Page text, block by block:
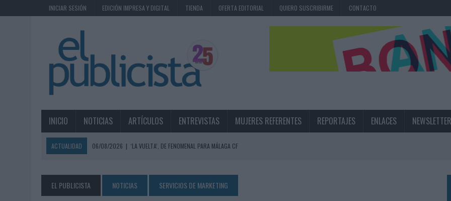
INICIAR SESIÓN EDICIÓN IMPRESA Y DIGITAL TIENDA OFERTA EDITORIAL QUIERO SUSCRIBIRME CONTACTO
INICIO NOTICIAS ARTÍCULOS ENTREVISTAS MUJERES REFERENTES REPORTAJES ENLACES NEWSLETTER
ACTUALIDAD 06/08/2026 | ‘LA VUELTA’, DE FENOMENAL PARA MÁLAGA CF
06/08/2026 | LA TELEVISIÓN SIGUE LIDERANDO EL CONSUMO DE MEDIOS EN VERANO Y SUPERA AL MÓVIL COMO DISPOSITIVO MÁS UTILIZADO
EL PUBLICISTA NOTICIAS SERVICIOS DE MARKETING